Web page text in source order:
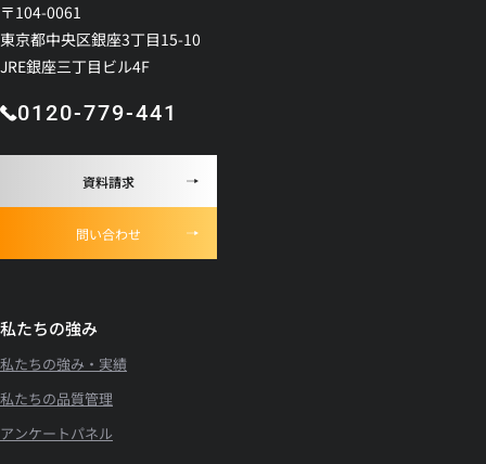
〒104-0061
東京都中央区銀座3丁目15-10
JRE銀座三丁目ビル4F
0120-779-441
資料請求
問い合わせ
私たちの強み
私たちの強み・実績
私たちの品質管理
アンケートパネル